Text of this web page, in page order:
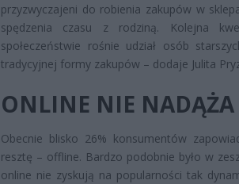
przyzwyczajeni do robienia zakupów w
spędzenia czasu z rodziną. Kolejna
społeczeństwie rośnie udział osób
tradycyjnej formy zakupów – dodaje Julita
ONLINE NIE NADĄŻA
Obecnie blisko 26% konsumentów
resztę – offline. Bardzo podobnie było w
online nie zyskują na popularności tak